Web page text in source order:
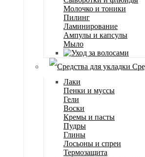
Молочко и тоники
Пилинг
Ламинирование
Ампулы и капсулы
Мыло
Лаки
Пенки и муссы
Гели
Воски
Кремы и пасты
Пудры
Глины
Лосьоны и спреи
Термозащита